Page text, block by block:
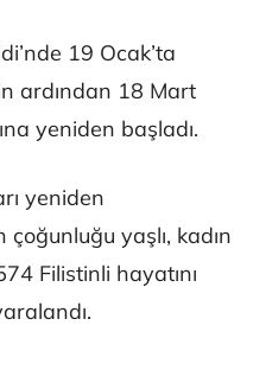
19 Ocak’ta
ardından 18 Mart
yeniden başladı.
yeniden
yaşlı, kadın
Filistinli hayatını